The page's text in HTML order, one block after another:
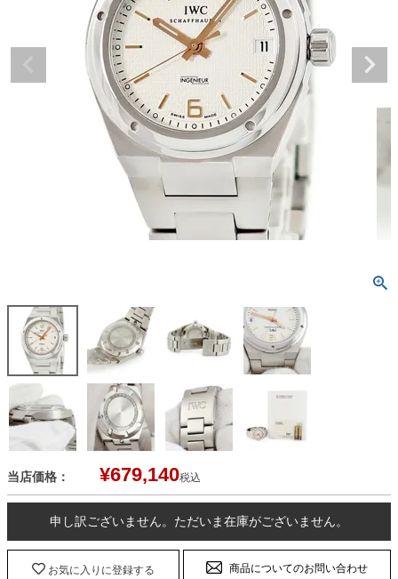
当店価格： ¥679,140税込
申し訳ございません。ただいま在庫がございません。
お気に入りに登録する 商品についてのお問い合わせ